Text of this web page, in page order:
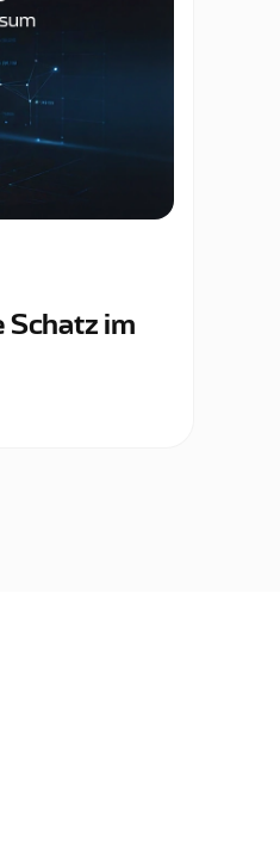
Schatz im